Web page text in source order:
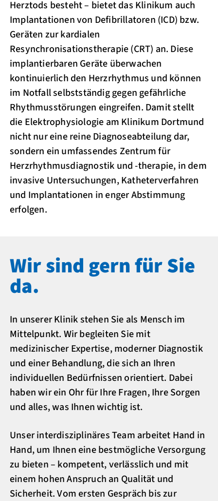
Herztods besteht – bietet das Klinikum auch
Implantationen von Defibrillatoren (ICD) bzw.
Geräten zur kardialen
Resynchronisationstherapie (CRT) an. Diese
implantierbaren Geräte überwachen
kontinuierlich den Herzrhythmus und können
im Notfall selbstständig gegen gefährliche
Rhythmusstörungen eingreifen. Damit stellt
die Elektrophysiologie am Klinikum Dortmund
nicht nur eine reine Diagnoseabteilung dar,
sondern ein umfassendes Zentrum für
Herzrhythmusdiagnostik und -therapie, in dem
invasive Untersuchungen, Katheterverfahren
und Implantationen in enger Abstimmung
erfolgen.
Wir sind gern für Sie
da.
In unserer Klinik stehen Sie als Mensch im
Mittelpunkt. Wir begleiten Sie mit
medizinischer Expertise, moderner Diagnostik
und einer Behandlung, die sich an Ihren
individuellen Bedürfnissen orientiert. Dabei
haben wir ein Ohr für Ihre Fragen, Ihre Sorgen
und alles, was Ihnen wichtig ist.
Unser interdisziplinäres Team arbeitet Hand in
Hand, um Ihnen eine bestmögliche Versorgung
zu bieten – kompetent, verlässlich und mit
einem hohen Anspruch an Qualität und
Sicherheit. Vom ersten Gespräch bis zur